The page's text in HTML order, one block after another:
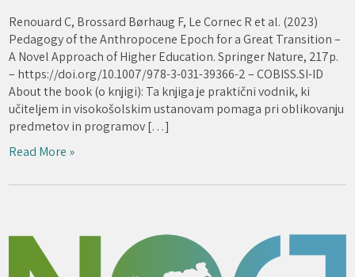
Renouard C, Brossard Børhaug F, Le Cornec R et al. (2023)
Pedagogy of the Anthropocene Epoch for a Great Transition –
A Novel Approach of Higher Education. Springer Nature, 217p.
– https://doi.org/10.1007/978-3-031-39366-2 – COBISS.SI-ID
About the book (o knjigi): Ta knjiga je praktični vodnik, ki
učiteljem in visokošolskim ustanovam pomaga pri oblikovanju
predmetov in programov […]
Read More »